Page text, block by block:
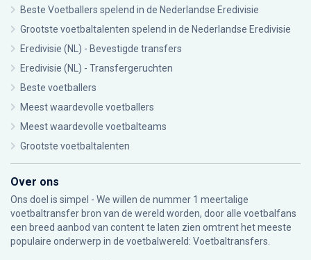
Beste Voetballers spelend in de Nederlandse Eredivisie
Grootste voetbaltalenten spelend in de Nederlandse Eredivisie
Eredivisie (NL) - Bevestigde transfers
Eredivisie (NL) - Transfergeruchten
Beste voetballers
Meest waardevolle voetballers
Meest waardevolle voetbalteams
Grootste voetbaltalenten
Over ons
Ons doel is simpel - We willen de nummer 1 meertalige
voetbaltransfer bron van de wereld worden, door alle voetbalfans
een breed aanbod van content te laten zien omtrent het meeste
populaire onderwerp in de voetbalwereld: Voetbaltransfers.